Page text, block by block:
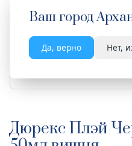
Ваш город
Да, верно Нет,
Весь сайт
Дюрекс Плэй